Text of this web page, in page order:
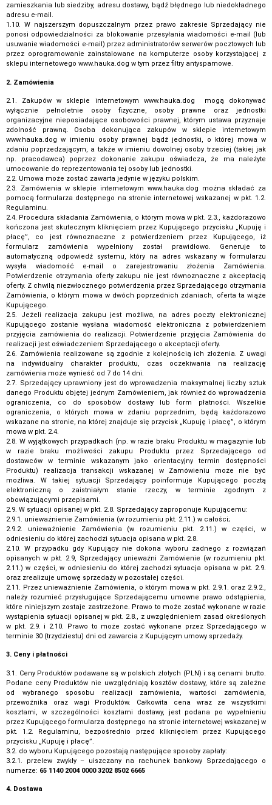
zamieszkania lub siedziby, adresu dostawy, bądź błędnego lub niedokładnego
adresu e-mail.
1.10. W najszerszym dopuszczalnym przez prawo zakresie Sprzedający nie
ponosi odpowiedzialności za blokowanie przesyłania wiadomości e-mail (lub
usuwanie wiadomości e-mail) przez administratorów serwerów pocztowych lub
przez oprogramowanie zainstalowane na komputerze osoby korzystającej z
sklepu internetowego www.hauka.dog w tym przez filtry antyspamowe.
2. Zamówienia
2.1. Zakupów w sklepie internetowym www.hauka.dog mogą dokonywać
wyłącznie pełnoletnie osoby fizyczne, osoby prawne oraz jednostki
organizacyjne nieposiadające osobowości prawnej, którym ustawa przyznaje
zdolność prawną. Osoba dokonująca zakupów w sklepie internetowym
www.hauka.dog w imieniu osoby prawnej bądź jednostki, o której mowa w
zdaniu poprzedzającym, a także w imieniu dowolnej osoby trzeciej (takiej jak
np. pracodawca) poprzez dokonanie zakupu oświadcza, że ma należyte
umocowanie do reprezentowania tej osoby lub jednostki.
2.2. Umowa może zostać zawarta jedynie w języku polskim.
2.3. Zamówienia w sklepie internetowym www.hauka.dog można składać za
pomocą formularza dostępnego na stronie internetowej wskazanej w pkt. 1.2.
Regulaminu.
2.4. Procedura składania Zamówienia, o którym mowa w pkt. 2.3., każdorazowo
kończona jest skutecznym kliknięciem przez Kupującego przycisku „Kupuję i
płacę”, co jest równoznaczne z potwierdzeniem przez Kupującego, iż
formularz zamówienia wypełniony został prawidłowo. Generuje to
automatyczną odpowiedź systemu, który na adres wskazany w formularzu
wysyła wiadomość e-mail o zarejestrowaniu złożenia Zamówienia.
Potwierdzenie otrzymania oferty zakupu nie jest równoznaczne z akceptacją
oferty. Z chwilą niezwłocznego potwierdzenia przez Sprzedającego otrzymania
Zamówienia, o którym mowa w dwóch poprzednich zdaniach, oferta ta wiąże
Kupującego.
2.5. Jeżeli realizacja zakupu jest możliwa, na adres poczty elektronicznej
Kupującego zostanie wysłana wiadomość elektroniczna z potwierdzeniem
przyjęcia zamówienia do realizacji. Potwierdzenie przyjęcia Zamówienia do
realizacji jest oświadczeniem Sprzedającego o akceptacji oferty.
2.6. Zamówienia realizowane są zgodnie z kolejnością ich złożenia. Z uwagi
na indywidualny charakter produktu, czas oczekiwania na realizację
zamówienia może wynieść od 7 do 14 dni.
2.7. Sprzedający uprawniony jest do wprowadzenia maksymalnej liczby sztuk
danego Produktu objętej jednym Zamówieniem, jak również do wprowadzenia
ograniczenia, co do sposobów dostawy lub form płatności. Wszelkie
ograniczenia, o których mowa w zdaniu poprzednim, będą każdorazowo
wskazane na stronie, na której znajduje się przycisk „Kupuję i płacę”, o którym
mowa w pkt. 2.4.
2.8. W wyjątkowych przypadkach (np. w razie braku Produktu w magazynie lub
w razie braku możliwości zakupu Produktu przez Sprzedającego od
dostawców w terminie wskazanym jako orientacyjny termin dostępności
Produktu) realizacja transakcji wskazanej w Zamówieniu może nie być
możliwa. W takiej sytuacji Sprzedający poinformuje Kupującego pocztą
elektroniczną o zaistniałym stanie rzeczy, w terminie zgodnym z
obowiązującymi przepisami.
2.9. W sytuacji opisanej w pkt. 2.8. Sprzedający zaproponuje Kupującemu:
2.9.1. unieważnienie Zamówienia (w rozumieniu pkt. 2.11.) w całości;
2.9.2. unieważnienie Zamówienia (w rozumieniu pkt. 2.11.) w części, w
odniesieniu do której zachodzi sytuacja opisana w pkt. 2.8.
2.10. W przypadku gdy Kupujący nie dokona wyboru żadnego z rozwiązań
opisanych w pkt. 2.9, Sprzedający unieważni Zamówienie (w rozumieniu pkt.
2.11.) w części, w odniesieniu do której zachodzi sytuacja opisana w pkt. 2.9.
oraz zrealizuje umowę sprzedaży w pozostałej części.
2.11. Przez unieważnienie Zamówienia, o którym mowa w pkt. 2.9.1. oraz 2.9.2.,
należy rozumieć przysługujące Sprzedającemu umowne prawo odstąpienia,
które niniejszym zostaje zastrzeżone. Prawo to może zostać wykonane w razie
wystąpienia sytuacji opisanej w pkt. 2.8., z uwzględnieniem zasad określonych
w pkt. 2.9. i 2.10. Prawo to może zostać wykonane przez Sprzedającego w
terminie 30 (trzydziestu) dni od zawarcia z Kupującym umowy sprzedaży.
3. Ceny i płatności
3.1. Ceny Produktów podawane są w polskich złotych (PLN) i są cenami brutto.
Podane ceny Produktów nie uwzględniają kosztów dostawy, które są zależne
od wybranego sposobu realizacji zamówienia, wartości zamówienia,
przewoźnika oraz wagi Produktów. Całkowita cena wraz ze wszystkimi
kosztami, w szczególności kosztami dostawy, jest podana po wypełnieniu
przez Kupującego formularza dostępnego na stronie internetowej wskazanej w
pkt. 1.2. Regulaminu, bezpośrednio przed kliknięciem przez Kupującego
przycisku „Kupuję i płacę”.
3.2. do wyboru Kupującego pozostają następujące sposoby zapłaty:
3.2.1. przelew zwykły – uiszczany na rachunek bankowy Sprzedającego o
numerze: 65 1140 2004 0000 3202 8502 6665
4. Dostawa